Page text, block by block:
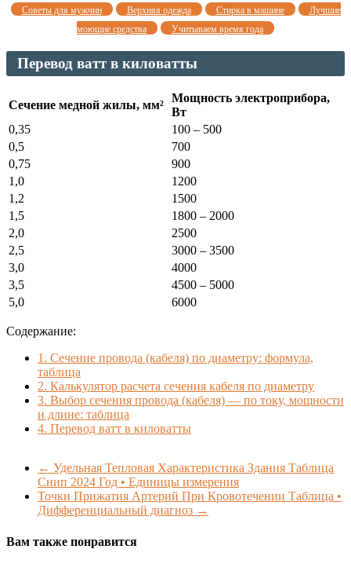
Советы для мужчин Верхняя одежда Стирка в машине
Лучшие
моющие средства
Учитываем время года
Перевод ватт в киловатты
Сечение медной жилы, мм²
Мощность электроприбора,
Вт
0,35
100 – 500
0,5
700
0,75
900
1,0
1200
1,2
1500
1,5
1800 – 2000
2,0
2500
2,5
3000 – 3500
3,0
4000
3,5
4500 – 5000
5,0
6000
Содержание:
1. Сечение провода (кабеля) по диаметру: формула,
таблица
2. Калькулятор расчета сечения кабеля по диаметру
3. Выбор сечения провода (кабеля) — по току, мощности
и длине: таблица
4. Перевод ватт в киловатты
← Удельная Тепловая Характеристика Здания Таблица
Снип 2024 Год • Единицы измерения
Точки Прижатия Артерий При Кровотечении Таблица •
Дифференциальный диагноз →
Вам также понравится